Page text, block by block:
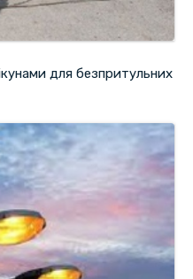
для безпритульних